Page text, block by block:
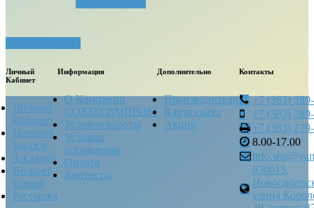
Личный
Кабинет
Личный
Кабинет
История
заказов
Закладки
Возврат
товара
Рассылка
Информация
О Компании
СОЮЗХИМПРОМ
Условия работы
Условия
соглашения
Оплата
Контакты
Дополнительно
Производители
Карта сайта
Акции
Контакты
+7 (383)
+7 (383)
+7 (383)
8.00-17.00
630015,
улица